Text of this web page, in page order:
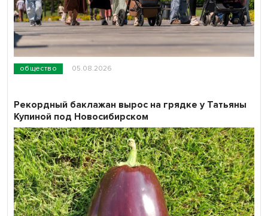
общество 05.08.2026
Рекордный баклажан вырос на грядке у Татьяны
Купиной под Новосибирском